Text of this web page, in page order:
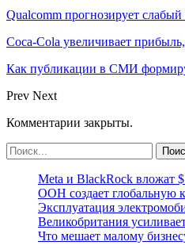
Qualcomm прогнозирует
Coca-Cola увеличивает
Как публикации в СМИ
Prev Next
Комментарии закрыты.
Meta и BlackRock вложат
ООН создает глобальную
Эксплуатация
Великобритания
Что мешает малому